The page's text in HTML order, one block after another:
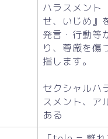
ハラスメント
せ、いじめ』
発言・行動等
り、尊厳を傷
指します。
セクシャルハ
スメント、ア
ある